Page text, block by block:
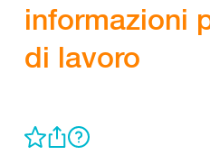
informazioni
di lavoro